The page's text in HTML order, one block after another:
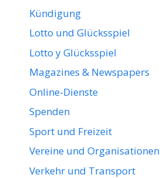
Kündigung
Lotto und Glücksspiel
Lotto y Glücksspiel
Magazines & Newspapers
Online-Dienste
Spenden
Sport und Freizeit
Vereine und Organisationen
Verkehr und Transport